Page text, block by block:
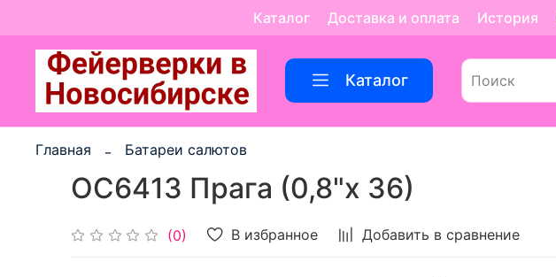
Каталог Доставка и оплата История
Каталог
Главная Батареи салютов
ОС6413 Прага (0,8"х 36)
(0) В избранное Добавить в сравнение